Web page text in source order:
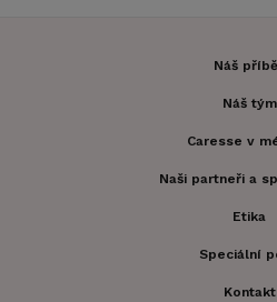
Náš
Náš tým
Caresse v
Naši partneři a
Etika
Speciální
Kontakt